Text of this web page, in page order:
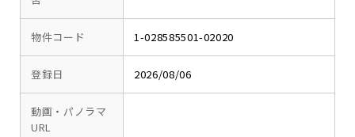
物件コード 1-028585501-02020
登録日 2026/08/06
動画・パノラマ
URL